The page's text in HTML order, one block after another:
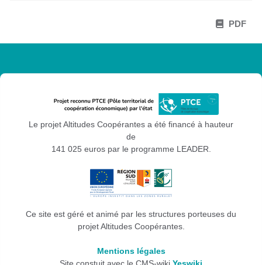
PDF
Le projet Altitudes Coopérantes a été financé à hauteur
de
141 025 euros par le programme LEADER.
Ce site est géré et animé par les structures porteuses du
projet Altitudes Coopérantes.
Mentions légales